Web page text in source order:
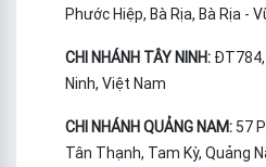
Phước Hiệp, Bà Rịa, Bà Rịa -
CHI NHÁNH TÂY NINH: ĐT784,
Ninh, Việt Nam
CHI NHÁNH QUẢNG NAM: 57
Tân Thạnh, Tam Kỳ, Quảng